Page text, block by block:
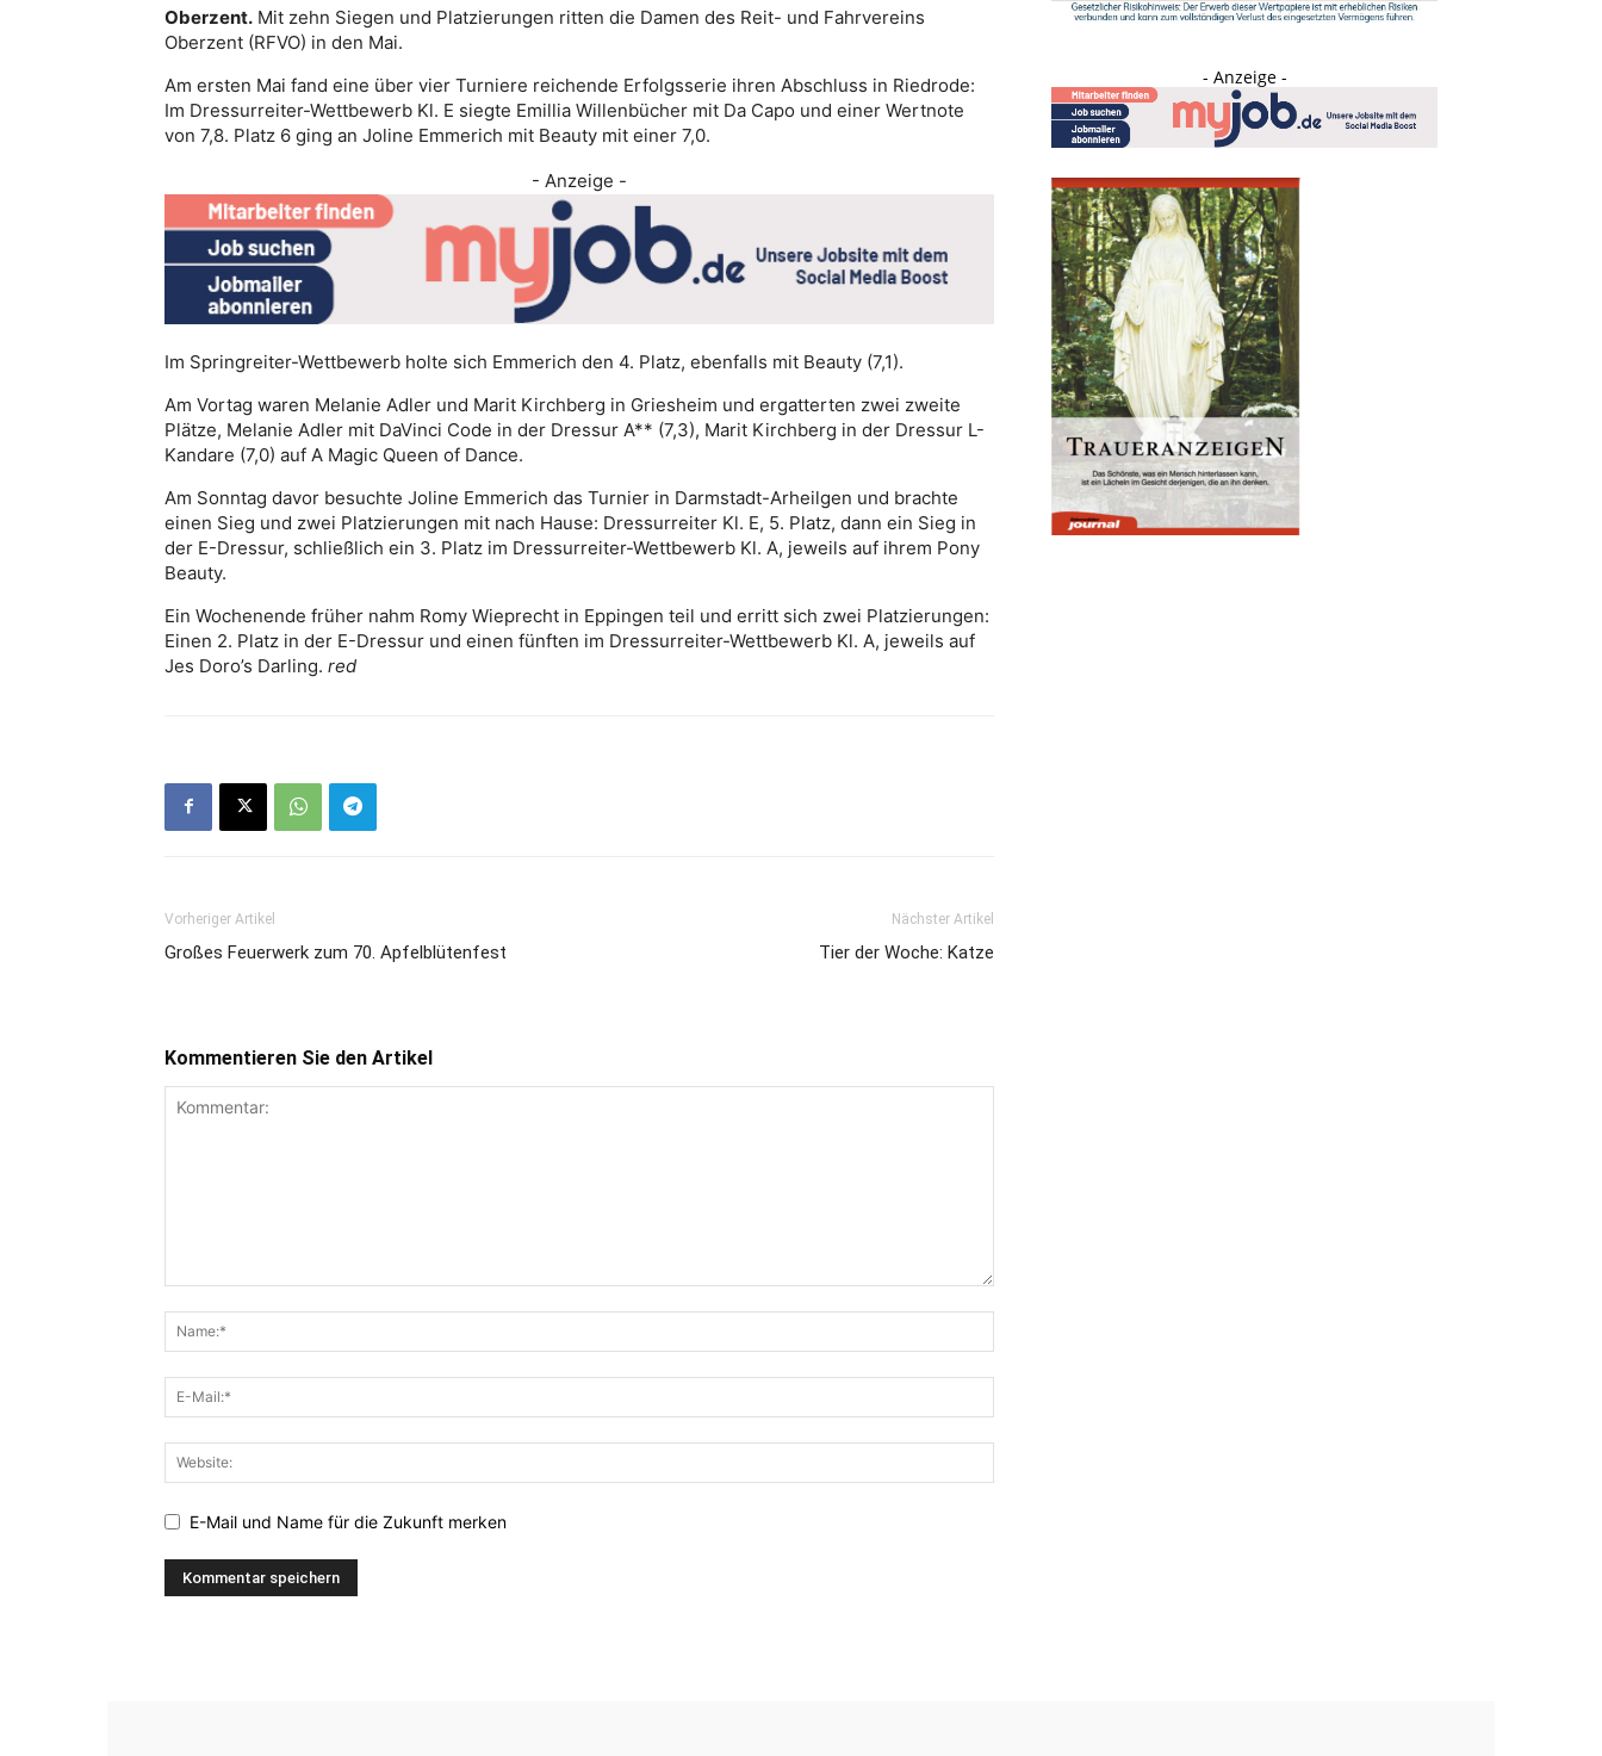
Oberzent. Mit zehn Siegen und Platzierungen ritten die Damen des Reit- und Fahrvereins
Oberzent (RFVO) in den Mai.
Am ersten Mai fand eine über vier Turniere reichende Erfolgsserie ihren Abschluss in Riedrode:
Im Dressurreiter-Wettbewerb Kl. E siegte Emillia Willenbücher mit Da Capo und einer Wertnote
von 7,8. Platz 6 ging an Joline Emmerich mit Beauty mit einer 7,0.
- Anzeige -
Im Springreiter-Wettbewerb holte sich Emmerich den 4. Platz, ebenfalls mit Beauty (7,1).
Am Vortag waren Melanie Adler und Marit Kirchberg in Griesheim und ergatterten zwei zweite
Plätze, Melanie Adler mit DaVinci Code in der Dressur A** (7,3), Marit Kirchberg in der Dressur L-
Kandare (7,0) auf A Magic Queen of Dance.
Am Sonntag davor besuchte Joline Emmerich das Turnier in Darmstadt-Arheilgen und brachte
einen Sieg und zwei Platzierungen mit nach Hause: Dressurreiter Kl. E, 5. Platz, dann ein Sieg in
der E-Dressur, schließlich ein 3. Platz im Dressurreiter-Wettbewerb Kl. A, jeweils auf ihrem Pony
Beauty.
Ein Wochenende früher nahm Romy Wieprecht in Eppingen teil und erritt sich zwei Platzierungen:
Einen 2. Platz in der E-Dressur und einen fünften im Dressurreiter-Wettbewerb Kl. A, jeweils auf
Jes Doro’s Darling. red
Vorheriger Artikel
Großes Feuerwerk zum 70. Apfelblütenfest
Nächster Artikel
Tier der Woche: Katze
Kommentieren Sie den Artikel
E-Mail und Name für die Zukunft merken
- Anzeige -